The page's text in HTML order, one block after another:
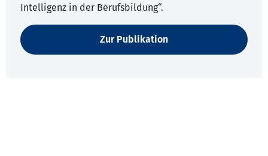
Intelligenz in der Berufsbildung“.
Zur Publikation